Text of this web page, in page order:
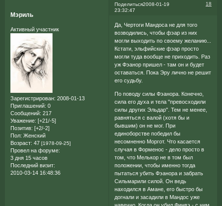
Поделиться 18
2008-01-19
23:32:47
Мэриль
Активный участник
Зарегистрирован: 2008-01-13
Приглашений: 0
Сообщений: 217
Уважение: [+21/-5]
Позитив: [+2/-2]
Пол: Женский
Возраст: 47 [1978-09-25]
Провел на форуме:
3 дня 15 часов
Последний визит:
2010-03-14 16:48:36
Да, Чертоги Мандоса не для того
возводились, чтобы фэар из них
могли выходить по своему желанию...
Кстати, эльфийские фэар просто
могли туда вообще не приходить. Раз
уж Фэанор пришел - там он и будет
оставаться. Пока Эру лично не решит
его судьбу.
По поводу силы Фэанора. Конечно,
сила его духа и тела "превосходили
силы других Эльдар". Тем не менее,
равняться с валой (хотя бы и
бывшим) он не мог. При
единоборстве победил бы
несомненно Моргот. Что касается
случая в Форменос - дело просто в
том, что Мелькор не в том был
положении, чтобы именно тогда
пытаться убить Фэанора и забрать
Сильмарили силой. Он ведь
находился в Амане, его быстро бы
догнали и засадили в Мандос уже